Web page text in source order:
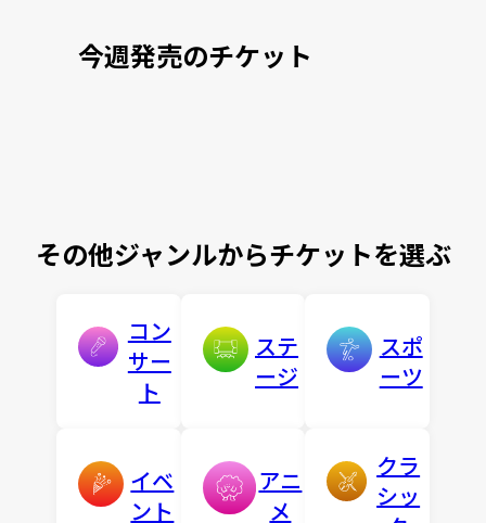
今週発売のチケット
その他ジャンルからチケットを選ぶ
コン
サー
ト
ステ
ージ
スポ
ーツ
イベ
ント
アニ
メ
クラ
シッ